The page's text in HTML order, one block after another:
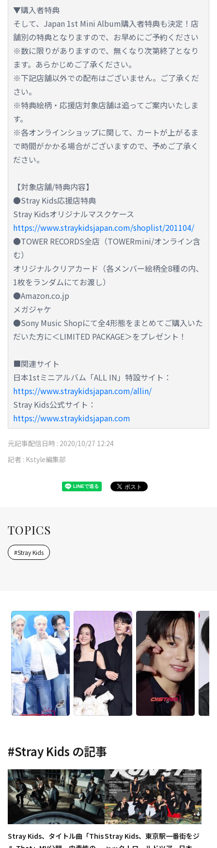
▼購入者特典
そして、Japan 1st Mini Album購入者特典も決定！店
舗別の特典となりますので、お早めにご予約ください
※数に限りがありますので、無くなり次第終了となり
ます。あらかじめご了承ください。
※下記店舗以外での配布はございません。ご了承くだ
さい。
※特典絵柄・応援店対象店舗は追ってご案内いたしま
す。
※各オンラインショップに関して、カートが上がるま
で時間がかかる場合がございますので、予めご了承く
ださい。
【対象店舗/特典内容】
●Stray Kids応援店特典
Stray Kidsオリジナルマスクケース
https://www.straykidsjapan.com/shoplist/201104/
●TOWER RECORDS全店（TOWERmini/オンライン含
む）
オリジナルクリアカード（各メンバー絵柄全8種の内、
1枚をランダムにてお渡し）
●Amazon.co.jp
メガジャケ
●Sony Music Shopにて全4形態をまとめてご購入いた
だいた方に＜LIMITED PACKAGE＞をプレゼント！
■関連サイト
日本1stミニアルバム「ALL IN」特設サイト：
https://www.straykidsjapan.com/allin/
Stray Kids公式サイト：
https://www.straykidsjapan.com
元記事配信日時 : 2020/10/27 12:24
記者 : Kstyle編集部
TOPICS
#Stray Kids
#Stray Kids の記事
Stray Kids、タイトル曲「ThisStray Kids、東京駅一番街をジ